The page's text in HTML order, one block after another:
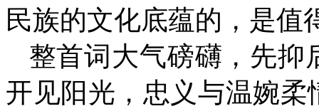
民族的文化底蕴的，是
整首词大气磅礴，先抑
开见阳光，忠义与温婉